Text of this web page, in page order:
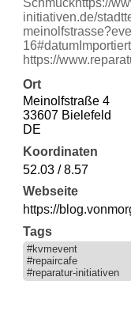
Schmuckhttps://
initiativen.de/
https://
Ort
Meinolfstraße 4
33607 Bielefeld
DE
Koordinaten
52.03 / 8.57
Webseite
https://
Tags
#kvmevent
#repaircafe
#reparatur-initiativen